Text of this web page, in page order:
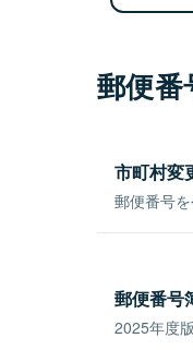
郵便
市町村変
郵便番号
郵便番号
2025年度